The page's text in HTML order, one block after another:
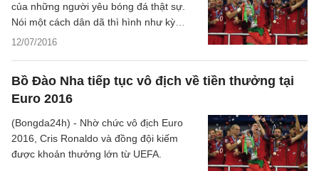
12/07/2016
của những người yêu bóng đá thật sự.
Nói một cách dân dã thì hình như kỳ
EURO này có gì không đúng lắm.
Bồ Đào Nha tiếp tục vô địch về tiền thưởng tại
Euro 2016
(Bongda24h) - Nhờ chức vô địch Euro
2016, Cris Ronaldo và đồng đội kiếm
được khoản thưởng lớn từ UEFA.